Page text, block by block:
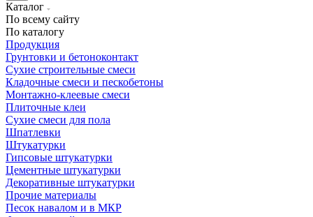
Каталог
По всему сайту
По каталогу
Продукция
Грунтовки и бетоноконтакт
Сухие строительные смеси
Кладочные смеси и пескобетоны
Монтажно-клеевые смеси
Плиточные клеи
Сухие смеси для пола
Шпатлевки
Штукатурки
Гипсовые штукатурки
Цементные штукатурки
Декоративные штукатурки
Прочие материалы
Песок навалом и в МКР